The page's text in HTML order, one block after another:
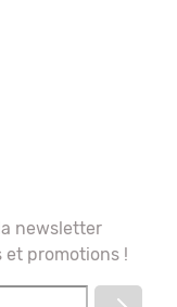
newsletter
promotions !